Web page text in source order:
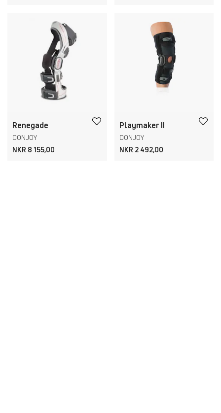
Renegade
DONJOY
NKR 8 155,00
Playmaker II
DONJOY
NKR 2 492,00